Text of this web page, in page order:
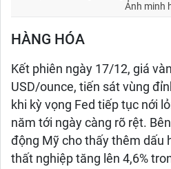
Ảnh minh
HÀNG HÓA
Kết phiên ngày 17/12, giá
USD/ounce, tiến sát vùng
khi kỳ vọng Fed tiếp tục nới
năm tới ngày càng rõ rệt.
động Mỹ cho thấy thêm dấu
thất nghiệp tăng lên 4,6%